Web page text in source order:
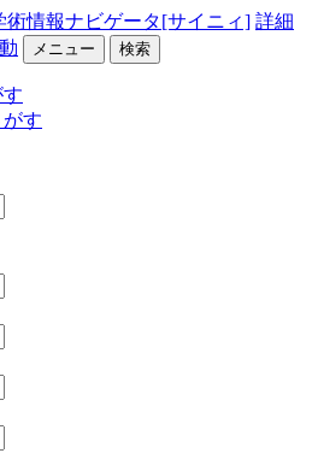
情報ナビゲータ[サイニィ] 詳細
メニュー 検索
す